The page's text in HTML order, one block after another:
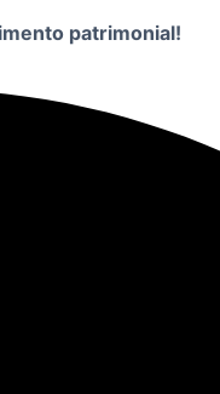
patrimonial!